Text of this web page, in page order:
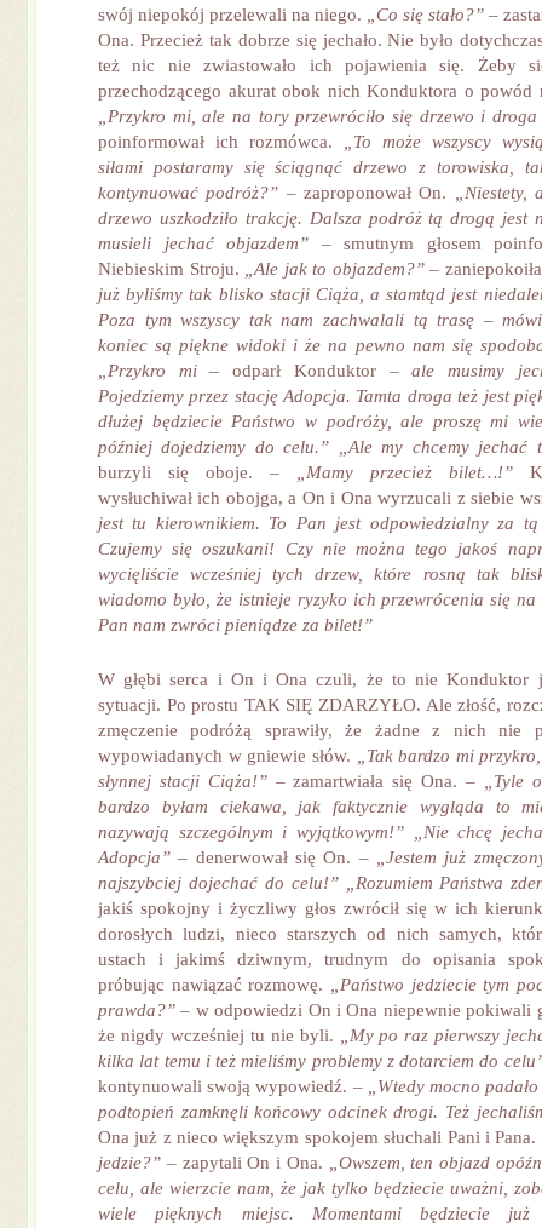
swój niepokój przelewali na niego.
„Co się stało?” –
Ona. Przecież tak dobrze się jechało. Nie było
też nic nie zwiastowało ich pojawienia się. Żeby
przechodzącego akurat obok nich Konduktora o powód
„Przykro mi, ale na tory przewróciło się drzewo i
poinformował ich rozmówca.
„To może wszyscy
siłami postaramy się ściągnąć drzewo z torowiska,
kontynuować podróż?” – zaproponował On.
drzewo uszkodziło trakcję. Dalsza podróż tą drogą jest
musieli jechać objazdem” – smutnym głosem
Niebieskim Stroju.
„Ale jak to objazdem?”–
już byliśmy tak blisko stacji Ciąża, a stamtąd jest
Poza tym wszyscy tak nam zachwalali tą trasę –
koniec są piękne widoki i że na pewno nam się
„Przykro mi –odparł Konduktor– ale musimy
Pojedziemy przez stację Adopcja. Tamta droga też jest
dłużej będziecie Państwo w podróży, ale proszę mi
później dojedziemy do celu.” „Ale my chcemy jechać
burzyli się oboje. –
„Mamy przecież bilet…!”
wysłuchiwał ich obojga, a On i Ona wyrzucali z siebie
jest tu kierownikiem. To Pan jest odpowiedzialny za
Czujemy się oszukani! Czy nie można tego jakoś
wycięliście wcześniej tych drzew, które rosną tak
wiadomo było, że istnieje ryzyko ich przewrócenia się
Pan nam zwróci pieniądze za bilet!”
W głębi serca i On i Ona czuli, że to nie Konduktor
sytuacji. Po prostu TAK SIĘ ZDARZYŁO. Ale złość,
zmęczenie podróżą sprawiły, że żadne z nich nie
wypowiadanych w gniewie słów.
„Tak bardzo mi
słynnej stacji Ciąża!”– zamartwiała się Ona. –
„Tyle
bardzo byłam ciekawa, jak faktycznie wygląda to
nazywają szczególnym i wyjątkowym!” „Nie chcę
Adopcja” – denerwował się On. –
„Jestem już
najszybciej dojechać do celu!” „Rozumiem Państwa
jakiś spokojny i życzliwy głos zwrócił się w ich
dorosłych ludzi, nieco starszych od nich samych,
ustach i jakimś dziwnym, trudnym do opisania
próbując nawiązać rozmowę.
„Państwo jedziecie tym
prawda?” – w odpowiedzi On i Ona niepewnie pokiwali
że nigdy wcześniej tu nie byli.
„My po raz pierwszy
kilka lat temu i też mieliśmy problemy z dotarciem do
kontynuowali swoją wypowiedź. –
„Wtedy mocno
podtopień zamknęli końcowy odcinek drogi. Też
Ona już z nieco większym spokojem słuchali Pani i Pana.
jedzie?” – zapytali On i Ona.
„Owszem, ten objazd
celu, ale wierzcie nam, że jak tylko będziecie uważni,
wiele pięknych miejsc. Momentami będziecie już